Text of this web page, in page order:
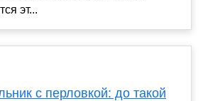
эт...
с перловкой: до такой